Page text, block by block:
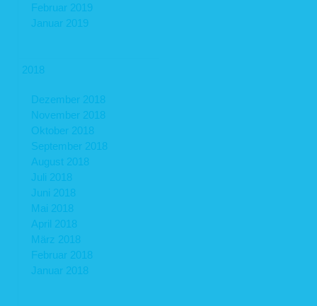
Februar 2019
Januar 2019
2018
Dezember 2018
November 2018
Oktober 2018
September 2018
August 2018
Juli 2018
Juni 2018
Mai 2018
April 2018
März 2018
Februar 2018
Januar 2018